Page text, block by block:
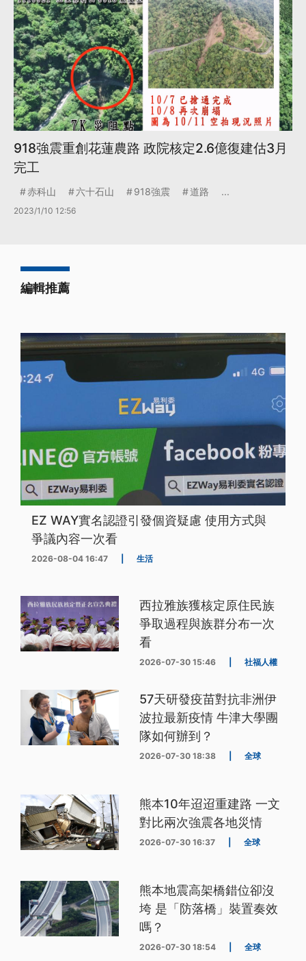
918強震重創花蓮農路 政院核定2.6億復建估3月
完工
赤科山 六十石山 918強震 道路 ...
2023/1/10 12:56
編輯推薦
EZ WAY實名認證引發個資疑慮 使用方式與
爭議內容一次看
2026-08-04 16:47 生活
西拉雅族獲核定原住民族
爭取過程與族群分布一次
看
2026-07-30 15:46 社福人權
57天研發疫苗對抗非洲伊
波拉最新疫情 牛津大學團
隊如何辦到？
2026-07-30 18:38 全球
熊本10年迢迢重建路 一文
對比兩次強震各地災情
2026-07-30 16:37 全球
熊本地震高架橋錯位卻沒
垮 是「防落橋」裝置奏效
嗎？
2026-07-30 18:54 全球